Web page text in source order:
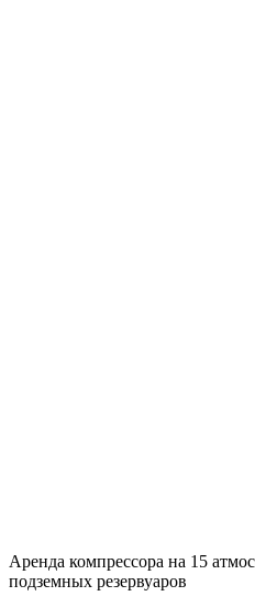
Аренда компрессора на 15
подземных резервуаров